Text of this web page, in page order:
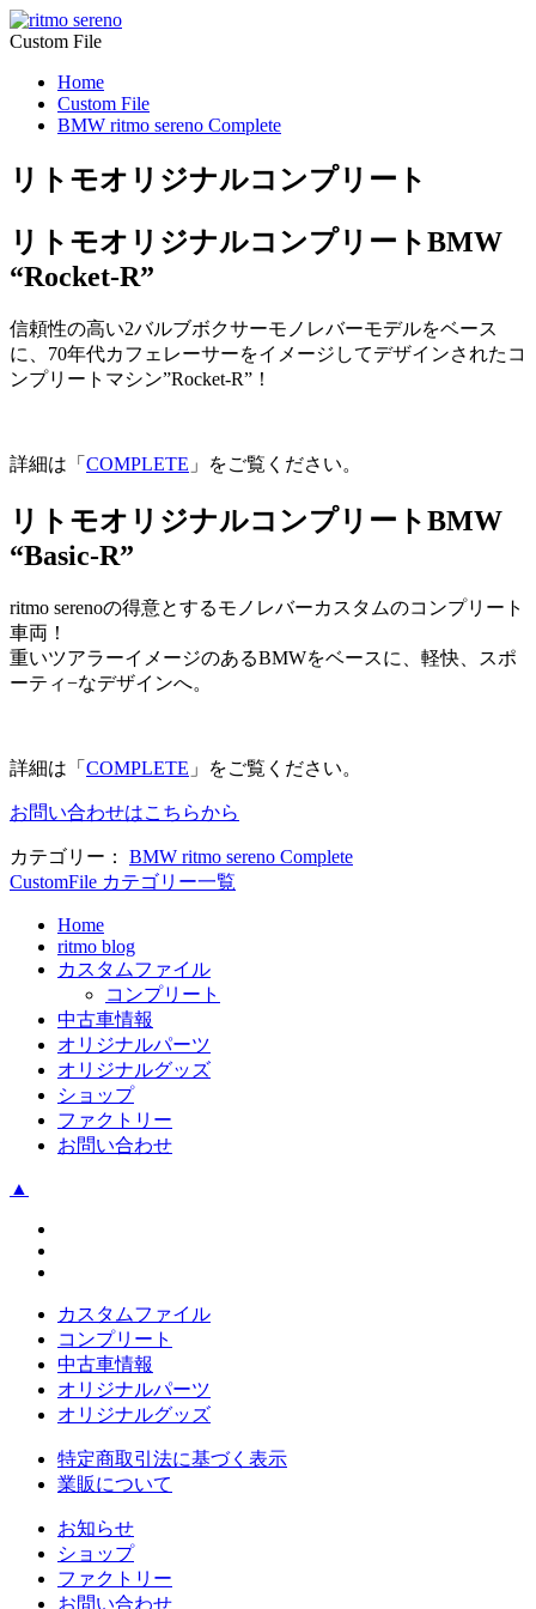
Custom File
Home
Custom File
BMW ritmo sereno Complete
リトモオリジナルコンプリート
リトモオリジナルコンプリートBMW
“Rocket-R”
信頼性の高い2バルブボクサーモノレバーモデルをベース
に、70年代カフェレーサーをイメージしてデザインされたコ
ンプリートマシン”Rocket-R”！
詳細は「 COMPLETE 」をご覧ください。
リトモオリジナルコンプリートBMW
“Basic-R”
ritmo serenoの得意とするモノレバーカスタムのコンプリート
車両！
重いツアラーイメージのあるBMWをベースに、軽快、スポ
ーティ−なデザインへ。
詳細は「 COMPLETE 」をご覧ください。
お問い合わせはこちらから
カテゴリー： BMW ritmo sereno Complete
CustomFile カテゴリー一覧
Home
ritmo blog
カスタムファイル
コンプリート
中古車情報
オリジナルパーツ
オリジナルグッズ
ショップ
ファクトリー
お問い合わせ
▲
カスタムファイル
コンプリート
中古車情報
オリジナルパーツ
オリジナルグッズ
特定商取引法に基づく表示
業販について
お知らせ
ショップ
ファクトリー
お問い合わせ